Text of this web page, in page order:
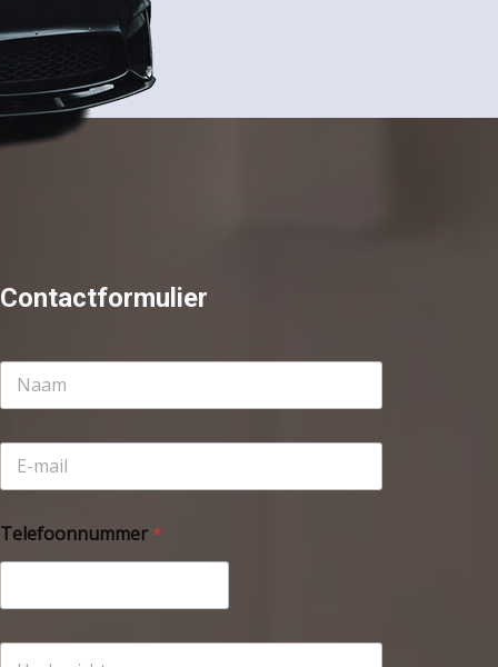
Contactformulier
Telefoonnummer *